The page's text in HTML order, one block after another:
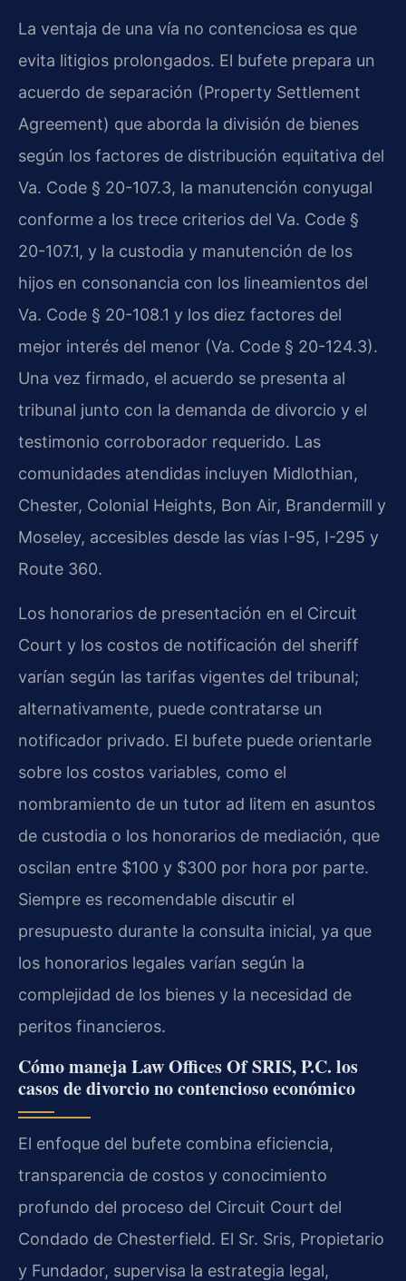
La ventaja de una vía no contenciosa es que
evita litigios prolongados. El bufete prepara un
acuerdo de separación (Property Settlement
Agreement) que aborda la división de bienes
según los factores de distribución equitativa del
Va. Code § 20-107.3, la manutención conyugal
conforme a los trece criterios del Va. Code §
20-107.1, y la custodia y manutención de los
hijos en consonancia con los lineamientos del
Va. Code § 20-108.1 y los diez factores del
mejor interés del menor (Va. Code § 20-124.3).
Una vez firmado, el acuerdo se presenta al
tribunal junto con la demanda de divorcio y el
testimonio corroborador requerido. Las
comunidades atendidas incluyen Midlothian,
Chester, Colonial Heights, Bon Air, Brandermill y
Moseley, accesibles desde las vías I-95, I-295 y
Route 360.
Los honorarios de presentación en el Circuit
Court y los costos de notificación del sheriff
varían según las tarifas vigentes del tribunal;
alternativamente, puede contratarse un
notificador privado. El bufete puede orientarle
sobre los costos variables, como el
nombramiento de un tutor ad litem en asuntos
de custodia o los honorarios de mediación, que
oscilan entre $100 y $300 por hora por parte.
Siempre es recomendable discutir el
presupuesto durante la consulta inicial, ya que
los honorarios legales varían según la
complejidad de los bienes y la necesidad de
peritos financieros.
Cómo maneja Law Offices Of SRIS, P.C. los
casos de divorcio no contencioso económico
El enfoque del bufete combina eficiencia,
transparencia de costos y conocimiento
profundo del proceso del Circuit Court del
Condado de Chesterfield. El Sr. Sris, Propietario
y Fundador, supervisa la estrategia legal,